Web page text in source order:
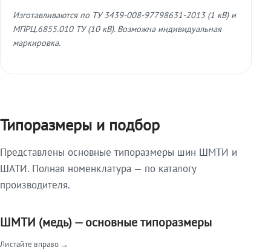
Изготавливаются по ТУ 3439-008-97798631-2013 (1 кВ) и
МПРЦ.6855.010 ТУ (10 кВ). Возможна индивидуальная
маркировка.
Типоразмеры и подбор
Представлены основные типоразмеры шин ШМТИ и
ШАТИ. Полная номенклатура — по каталогу
производителя.
ШМТИ (медь) — основные типоразмеры
Листайте вправо →